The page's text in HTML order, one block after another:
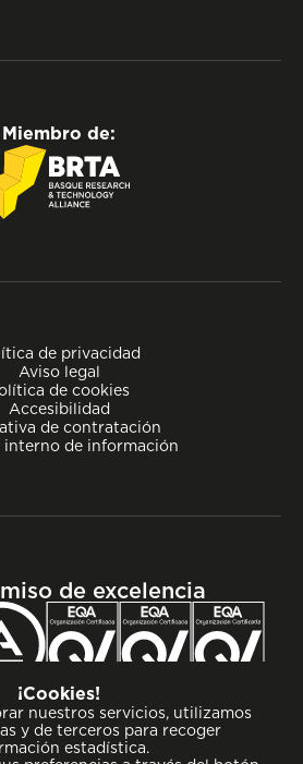
de privacidad
Aviso legal
de cookies
Accesibilidad
de contratación
interno de información
Miembro de:
de excelencia
¡Cookies!
nuestros servicios, utilizamos
y de terceros para recoger
estadística.